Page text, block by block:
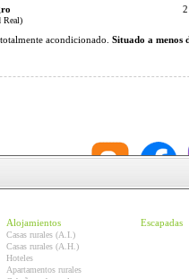
Real)
acondicionado. Situado a menos
Alojamientos
Casas rurales (A.I.)
Casas rurales (A.H.)
Hoteles
Apartamentos rurales
Escapadas